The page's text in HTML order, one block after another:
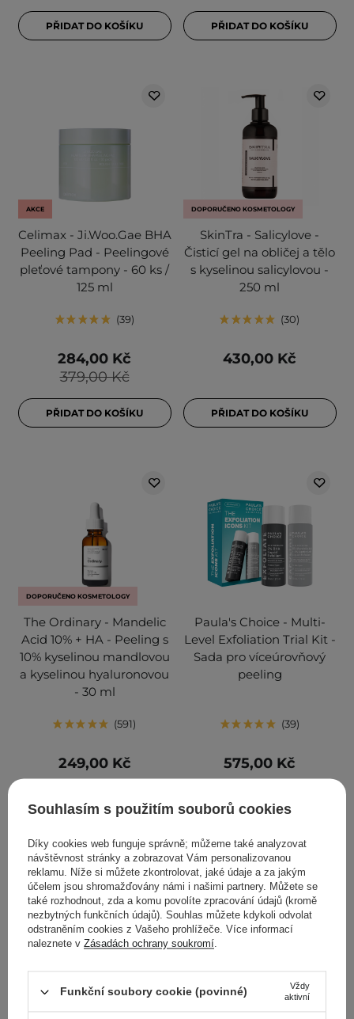
PŘIDAT DO KOŠÍKU PŘIDAT DO KOŠÍKU
AKCE
Celimax - Ji.Woo.Gae BHA
Peeling Pad - Peelingové
pleťové tampony - 60 ks /
125 ml
39
379,00 Kč
284,00 Kč
PŘIDAT DO KOŠÍKU
DOPORUČENO KOSMETOLOGY
SkinTra - Salicylove -
Čisticí gel na obličej a tělo
s kyselinou salicylovou -
250 ml
30
430,00 Kč
PŘIDAT DO KOŠÍKU
DOPORUČENO KOSMETOLOGY
The Ordinary - Mandelic
Acid 10% + HA - Peeling s
10% kyselinou mandlovou
a kyselinou hyaluronovou
- 30 ml
591
249,00 Kč
Paula's Choice - Multi-
Level Exfoliation Trial Kit -
Sada pro víceúrovňový
peeling
39
575,00 Kč
PŘIDAT DO KOŠÍKU
Souhlasím s použitím souborů cookies
Díky cookies web funguje správně; můžeme také analyzovat
návštěvnost stránky a zobrazovat Vám personalizovanou
reklamu. Níže si můžete zkontrolovat, jaké údaje a za jakým
účelem jsou shromažďovány námi i našimi partnery. Můžete se
také rozhodnout, zda a komu povolíte zpracování údajů (kromě
nezbytných funkčních údajů). Souhlas můžete kdykoli odvolat
odstraněním cookies z Vašeho prohlížeče. Více informací
naleznete v Zásadách ochrany soukromí.
Funkční soubory cookie (povinné)
Vždy
aktivní